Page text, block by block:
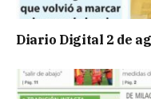
Diario Digital 2 de